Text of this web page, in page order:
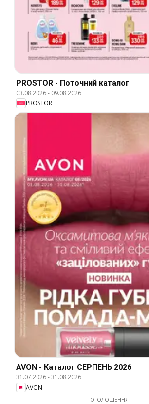
PROSTOR - Поточний каталог
03.08.2026- 09.08.2026
PROSTOR
AVON - Каталог СЕРПЕНЬ 2026
31.07.2026-31.08.2026
AVON
ОГОЛОШЕННЯ